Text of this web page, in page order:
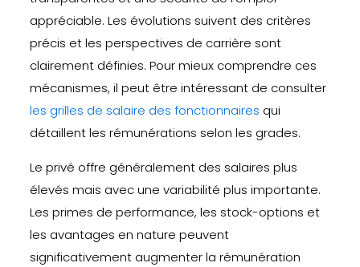
appréciable. Les évolutions suivent des critères
précis et les perspectives de carrière sont
clairement définies. Pour mieux comprendre ces
mécanismes, il peut être intéressant de consulter
les grilles de salaire des fonctionnaires qui
détaillent les rémunérations selon les grades.
Le privé offre généralement des salaires plus
élevés mais avec une variabilité plus importante.
Les primes de performance, les stock-options et
les avantages en nature peuvent
significativement augmenter la rémunération